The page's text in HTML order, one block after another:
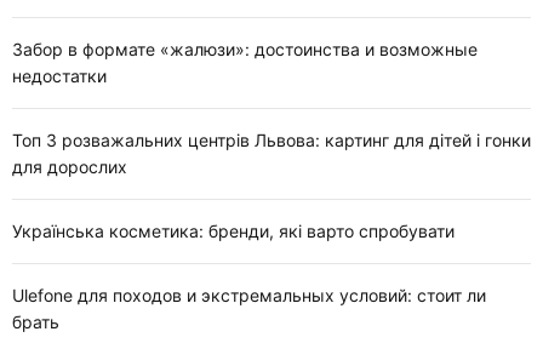
Забор в формате «жалюзи»: достоинства и возможные
недостатки
Топ 3 розважальних центрів Львова: картинг для дітей і гонки
для дорослих
Українська косметика: бренди, які варто спробувати
Ulefone для походов и экстремальных условий: стоит ли
брать